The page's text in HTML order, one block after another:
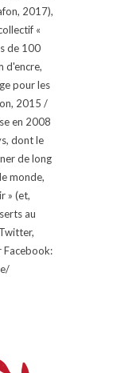
2017),
«
de 100
d'encre,
pour les
2015 /
en 2008
dont le
de long
monde,
» (et,
au
Facebook: